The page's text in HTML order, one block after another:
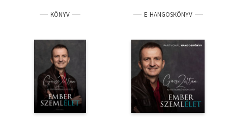
KÖNYV E-HANGOSKÖNYV